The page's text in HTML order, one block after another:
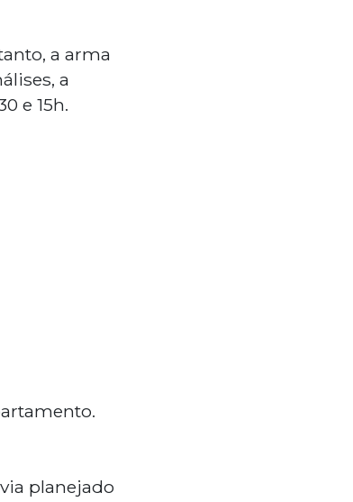
a arma
a
e 15h.
planejado